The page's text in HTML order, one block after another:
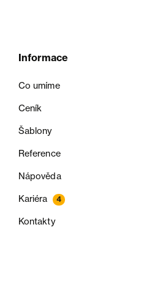
Informace
Co umíme
Ceník
Šablony
Reference
Nápověda
Kariéra 4
Kontakty